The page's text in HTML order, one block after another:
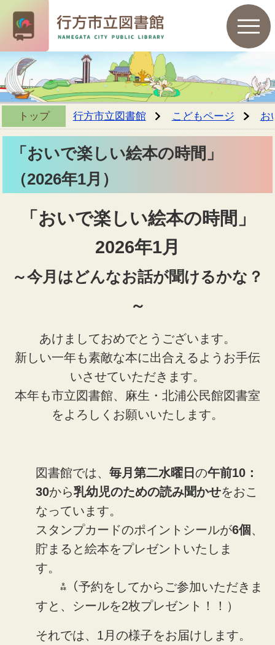
トップ 行方市立図書館 こどもページ お
「おいで楽しい絵本の時間」
（2026年1月）
「おいで楽しい絵本の時間」
2026年1月
～今月はどんなお話が聞けるかな？
～
あけましておめでとうございます。
新しい一年も素敵な本に出合えるようお手伝
いさせていただきます。
本年も市立図書館、麻生・北浦公民館図書室
をよろしくお願いいたします。
図書館では、 毎月第二水曜日 の午前10：
30から乳幼児のための読み聞かせをおこ
なっています。
スタンプカードのポイントシールが6個 、
貯まると絵本をプレゼントいたしま
す。
⁂（予約をしてからご参加いただきま
すと、シールを2枚プレゼント！！）
それでは、1月の様子をお届けします。